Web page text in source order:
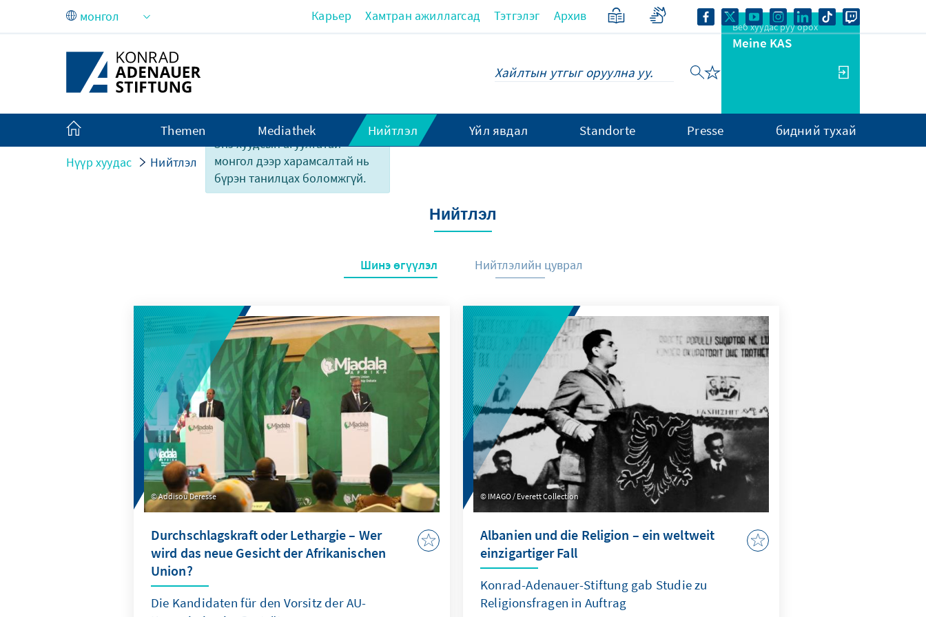
Skip to Main Content
Энэ хуудсын агуулгатай
монгол дээр харамсалтай нь
бүрэн танилцах боломжгүй.
Карьер Хамтран ажиллагсад Тэтгэлэг Архив
Веб хуудас руу орох
Meine KAS
Themen Mediathek Нийтлэл Үйл явдал Standorte Presse бидний тухай
Нүүр хуудас Нийтлэл
Нийтлэл
Шинэ өгүүлэл Нийтлэлийн цуврал
Addisou Deresse
Durchschlagskraft oder Lethargie – Wer
wird das neue Gesicht der Afrikanischen
Union?
Die Kandidaten für den Vorsitz der AU-
IMAGO / Everett Collection
Albanien und die Religion – ein weltweit
einzigartiger Fall
Konrad-Adenauer-Stiftung gab Studie zu
Religionsfragen in Auftrag